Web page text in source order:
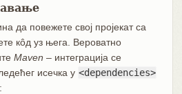
да повежете свој пројекат са
кôд уз њега. Вероватно
Maven – интеграција се
исечка у <dependencies>